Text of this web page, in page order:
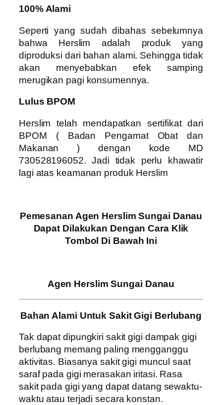
100% Alami
Seperti yang sudah dibahas sebelumnya
bahwa Herslim adalah produk yang
diproduksi dari bahan alami. Sehingga tidak
akan menyebabkan efek samping
merugikan pagi konsumennya.
Lulus BPOM
Herslim telah mendapatkan sertifikat dari
BPOM ( Badan Pengamat Obat dan
Makanan ) dengan kode MD
730528196052. Jadi tidak perlu khawatir
lagi atas keamanan produk Herslim
Pemesanan Agen Herslim Sungai Danau
Dapat Dilakukan Dengan Cara Klik
Tombol Di Bawah Ini
Agen Herslim Sungai Danau
Bahan Alami Untuk Sakit Gigi Berlubang
Tak dapat dipungkiri sakit gigi dampak gigi
berlubang memang paling mengganggu
aktivitas. Biasanya sakit gigi muncul saat
saraf pada gigi merasakan iritasi. Rasa
sakit pada gigi yang dapat datang sewaktu-
waktu atau terjadi secara konstan.